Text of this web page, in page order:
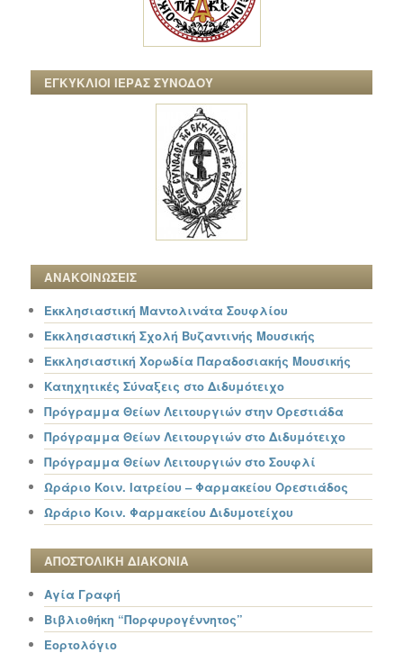
ΕΓΚΥΚΛΙΟΙ ΙΕΡΑΣ ΣΥΝΟΔΟΥ
ΑΝΑΚΟΙΝΩΣΕΙΣ
Εκκλησιαστική Μαντολινάτα Σουφλίου
Εκκλησιαστική Σχολή Βυζαντινής Μουσικής
Εκκλησιαστική Χορωδία Παραδοσιακής Μουσικής
Κατηχητικές Σύναξεις στο Διδυμότειχο
Πρόγραμμα Θείων Λειτουργιών στην Ορεστιάδα
Πρόγραμμα Θείων Λειτουργιών στο Διδυμότειχο
Πρόγραμμα Θείων Λειτουργιών στο Σουφλί
Ωράριο Κοιν. Ιατρείου – Φαρμακείου Ορεστιάδος
Ωράριο Κοιν. Φαρμακείου Διδυμοτείχου
ΑΠΟΣΤΟΛΙΚΗ ΔΙΑΚΟΝΙΑ
Αγία Γραφή
Βιβλιοθήκη “Πορφυρογέννητος”
Εορτολόγιο